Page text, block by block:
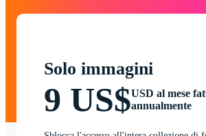
Solo immagini
9 US$USD al mese
annualmente